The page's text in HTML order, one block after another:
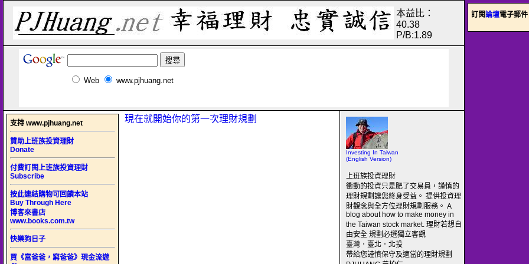
本益比：
40.38
P/B:1.89
Web www.pjhuang.net
Investing In Taiwan
(English Version)
上班族投資理財
衝動的投資只是肥了交易員，謹慎的
理財規劃讓您終身受益。 提供投資理
財觀念與全方位理財規劃服務。 A
blog about how to make money in
the Taiwan stock market. 理財若想自
由安全 規劃必選獨立客觀
臺灣．臺北．北投
帶給您謹慎保守及適當的理財規劃
支持 www.pjhuang.net
贊助上班族投資理財
Donate
付費訂閱上班族投資理財
Subscribe
按此連結購物可回饋本站
Buy Through Here
博客來書店
www.books.com.tw
快樂狗日子
買《富爸爸，窮爸爸》現金流遊
現在就開始你的第一次理財規劃
訂閱論壇電子郵